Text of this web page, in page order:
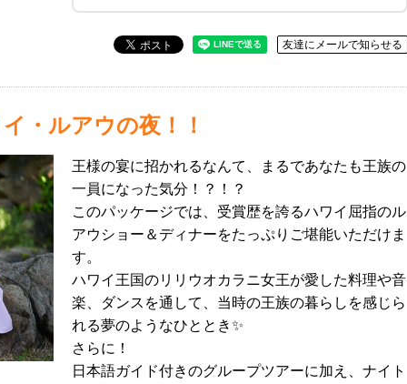
友達にメールで知らせる
・ルアウの夜！！
王様の宴に招かれるなんて、まるであなたも王族の
一員になった気分！？！？
このパッケージでは、受賞歴を誇るハワイ屈指のル
アウショー＆ディナーをたっぷりご堪能いただけま
す。
ハワイ王国のリリウオカラニ女王が愛した料理や音
楽、ダンスを通して、当時の王族の暮らしを感じら
れる夢のようなひととき✨
さらに！
日本語ガイド付きのグループツアーに加え、ナイト